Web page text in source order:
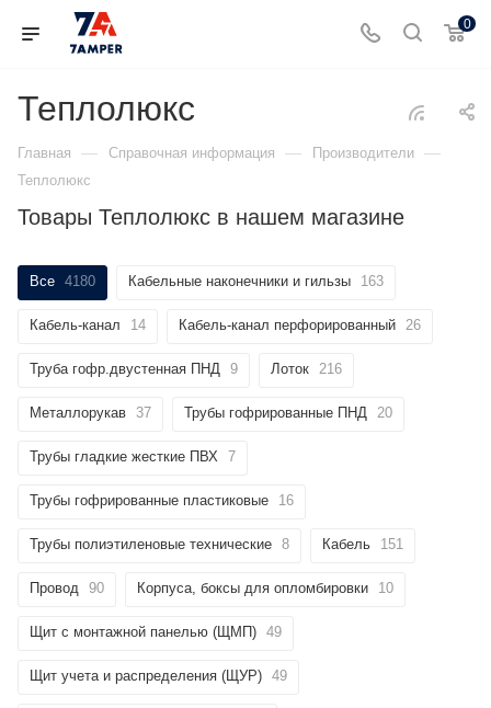
0
Теплолюкс
Главная — Справочная информация — Производители —
Теплолюкс
Товары Теплолюкс в нашем магазине
Все 4180 Кабельные наконечники и гильзы 163
Кабель-канал 14 Кабель-канал перфорированный 26
Труба гофр.двустенная ПНД 9 Лоток 216
Металлорукав 37 Трубы гофрированные ПНД 20
Трубы гладкие жесткие ПВХ 7
Трубы гофрированные пластиковые 16
Трубы полиэтиленовые технические 8 Кабель 151
Провод 90 Корпуса, боксы для опломбировки 10
Щит с монтажной панелью (ЩМП) 49
Щит учета и распределения (ЩУР) 49